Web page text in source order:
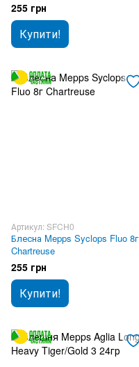
255 грн
Купити!
Артикул: SFCH0
Блесна Mepps Syclops Fluo 8г
Chartreuse
255 грн
Купити!